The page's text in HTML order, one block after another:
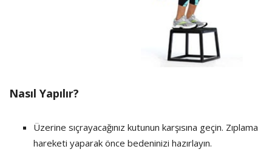
Nasıl Yapılır?
Üzerine sıçrayacağınız kutunun karşısına geçin. Zıplama
hareketi yaparak önce bedeninizi hazırlayın.